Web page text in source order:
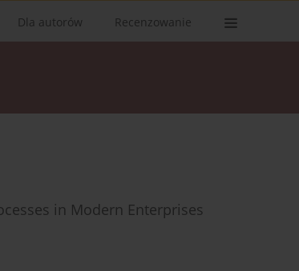
Dla autorów Recenzowanie
in Modern Enterprises